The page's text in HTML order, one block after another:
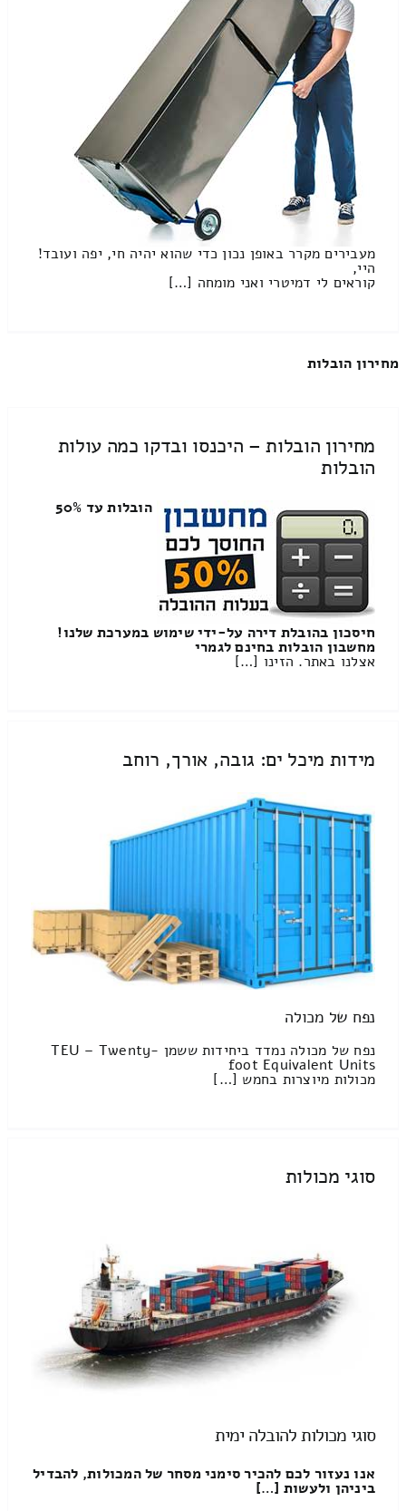
מעבירים מקרר באופן נכון כדי שהוא יהיה חי, יפה ועובד!
היי,
קוראים לי דמיטרי ואני מומחה […]
מחירון הובלות
מחירון הובלות – היכנסו ובדקו כמה עולות
הובלות
הובלות עד 50%
חיסכון בהובלת דירה על-ידי שימוש במערכת שלנו!
מחשבון הובלות בחינם לגמרי
אצלנו באתר. הזינו […]
מידות מיכל ים: גובה, אורך, רוחב
נפח של מכולה
נפח של מכולה נמדד ביחידות ששמן TEU – Twenty-
foot Equivalent Units
מכולות מיוצרות בחמש […]
סוגי מכולות
סוגי מכולות להובלה ימית
אנו נעזור לכם להכיר סימני מסחר של המכולות, להבדיל
ביניהן ולעשות […]